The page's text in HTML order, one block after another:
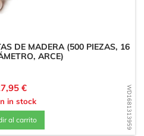
WD1681313959
DE MADERA (500 PIEZAS, 16
ARCE)
€
in stock
al carrito